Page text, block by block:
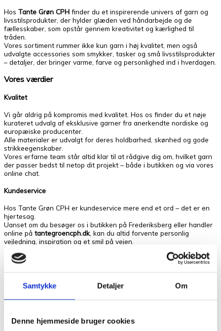
Samtykke Detaljer Om
Denne hjemmeside bruger cookies
Hos Tante Grøn CPH finder du et inspirerende univers af garn og
livsstilsprodukter, der hylder glæden ved håndarbejde og de
fællesskaber, som opstår gennem kreativitet og kærlighed til
tråden.
Vores sortiment rummer ikke kun garn i høj kvalitet, men også
udvalgte accessories som smykker, tasker og små livsstilsprodukter
– detaljer, der bringer varme, farve og personlighed ind i hverdagen.
Vores værdier
Kvalitet
Vi går aldrig på kompromis med kvalitet. Hos os finder du et nøje
kurateret udvalg af eksklusive garner fra anerkendte nordiske og
europæiske producenter.
Alle materialer er udvalgt for deres holdbarhed, skønhed og gode
strikkeegenskaber.
Vores erfarne team står altid klar til at rådgive dig om, hvilket garn
der passer bedst til netop dit projekt – både i butikken og via vores
online chat.
Kundeservice
Hos Tante Grøn CPH er kundeservice mere end et ord – det er en
hjertesag.
Uanset om du besøger os i butikken på Frederiksberg eller handler
online på tantegroencph.dk, kan du altid forvente personlig
vejledning, inspiration og et smil på vejen.
Vi deler gerne vores viden om garn, opskrifter og kreative teknikker,
så du får den bedst mulige oplevelse – fra første maske til færdigt
Anmeldelser
Vær den første til at anmelde “Paljett